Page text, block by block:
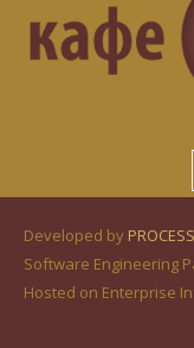
Developed by
Software Engineering
Hosted on Enterprise